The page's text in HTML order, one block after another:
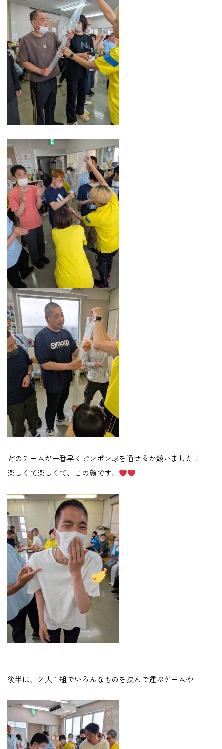
どのチームが一番早くピンポン球を通せるか競いました！
楽しくて楽しくて、この顔です、
後半は、２人１組でいろんなものを挟んで運ぶゲームや